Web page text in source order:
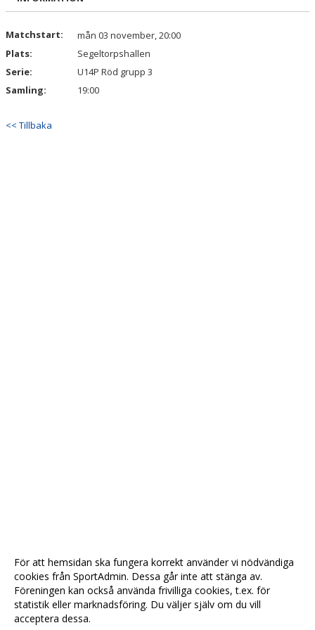
Matchstart:
mån 03 november, 20:00
Plats:
Segeltorpshallen
Serie:
U14P Röd grupp 3
Samling:
19:00
<< Tillbaka
För att hemsidan ska fungera korrekt använder vi nödvändiga
cookies från SportAdmin. Dessa går inte att stänga av.
Föreningen kan också använda frivilliga cookies, t.ex. för
statistik eller marknadsföring. Du väljer själv om du vill
acceptera dessa.